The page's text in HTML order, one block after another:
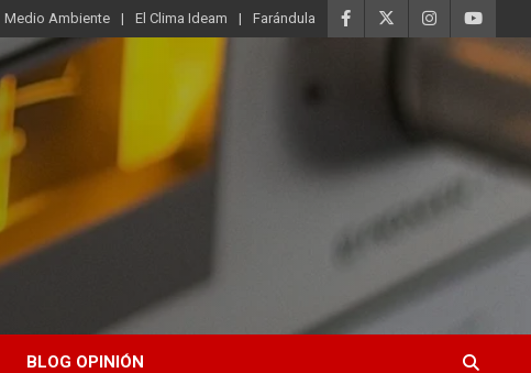
Medio Ambiente El Clima Ideam Farándula
BLOG OPINIÓN